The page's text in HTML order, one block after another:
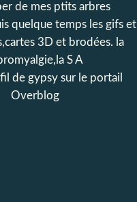
de mes ptits arbres
quelque temps les gifs et
3D et brodées. la
S A
de gypsy sur le portail
Overblog